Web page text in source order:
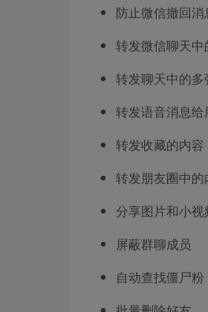
防止微信撤回消
转发微信聊天
转发聊天中的
转发语音消息给
转发收藏的内容
转发朋友圈中
分享图片和小视
屏蔽群聊成员
自动查找僵尸粉